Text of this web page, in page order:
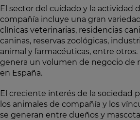
El sector del cuidado y la actividad
compañía incluye una gran
clínicas veterinarias, residencias
caninas, reservas zoológicas,
animal y farmacéuticas, entre otros.
genera un volumen de negocio de
en España.
El creciente interés de la sociedad
los animales de compañía y los
se generan entre dueños y